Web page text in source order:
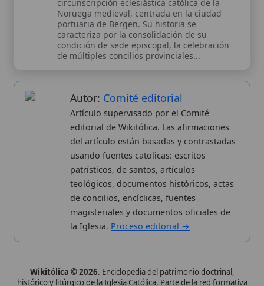
Wikitólica © 2026. Enciclopedia del patrimonio doctrinal,
histórico y litúrgico de la Iglesia Católica. Parte de la red formativa
Curso Católico,Buscador CatólicoyCustodio Animae. Con
analíticas anónimas. LicenciaCC BY-SA(texto). Editado en
Valencia, España.ISSN: 3101-7339. Bajo el patrocinio de San
Publicación seriada
Datos abiertos
Estadísticas
Aviso legal
Política de privacidad
Nuevas entradas
Cambios recientes
Aplicaciones
Kit de Prensa
Widgets para tu web
✦ SÍGUENOS EN
Canal de WhatsApp
Únete · publicación regular
Perfil de Instagram
Síguenos · @wikitolica